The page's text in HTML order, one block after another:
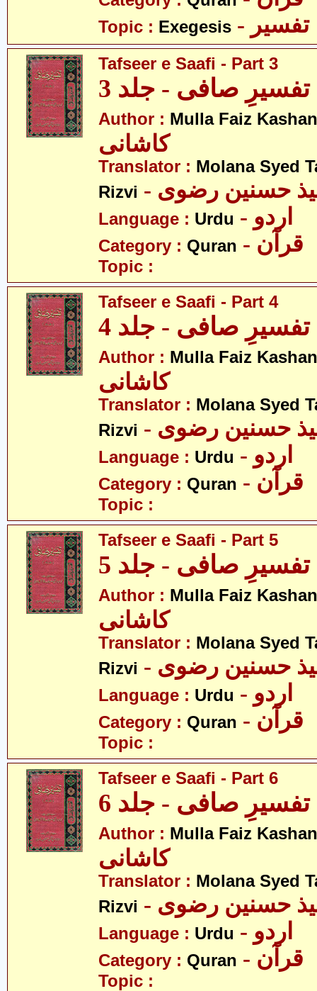
Topic : Exegesis - تفسیر
Tafseer e Saafi - Part 3
تفسیرِ صافی - جلد 3
Author : Mulla Faiz
کاشانی
Translator : Molana Syed
Rizvi
حسنین رضوی
Language : Urdu - اردو
Category : Quran - قرآن
Topic :
Tafseer e Saafi - Part 4
تفسیرِ صافی - جلد 4
Author : Mulla Faiz
کاشانی
Translator : Molana Syed
Rizvi
حسنین رضوی
Language : Urdu - اردو
Category : Quran - قرآن
Topic :
Tafseer e Saafi - Part 5
تفسیرِ صافی - جلد 5
Author : Mulla Faiz
کاشانی
Translator : Molana Syed
Rizvi
حسنین رضوی
Language : Urdu - اردو
Category : Quran - قرآن
Topic :
Tafseer e Saafi - Part 6
تفسیرِ صافی - جلد 6
Author : Mulla Faiz
کاشانی
Translator : Molana Syed
Rizvi
حسنین رضوی
Language : Urdu - اردو
Category : Quran - قرآن
Topic :